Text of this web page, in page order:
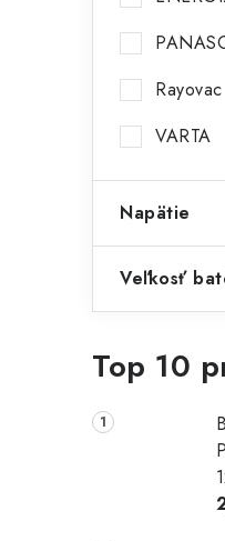
Rayovac
VARTA
Napätie
Veľkosť
Top 10